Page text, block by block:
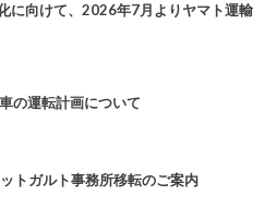
に向けて、2026年7月よりヤマト運輸
の運転計画について
トガルト事務所移転のご案内